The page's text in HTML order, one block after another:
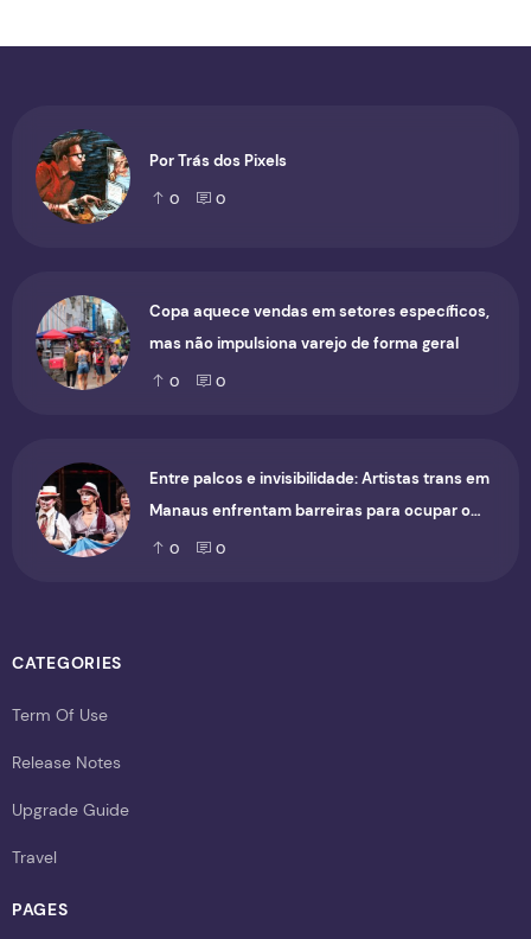
Por Trás dos Pixels
0 0
Copa aquece vendas em setores específicos,
mas não impulsiona varejo de forma geral
0 0
Entre palcos e invisibilidade: Artistas trans em
Manaus enfrentam barreiras para ocupar o
cenário cultural
0 0
CATEGORIES
Term Of Use
Release Notes
Upgrade Guide
Travel
PAGES